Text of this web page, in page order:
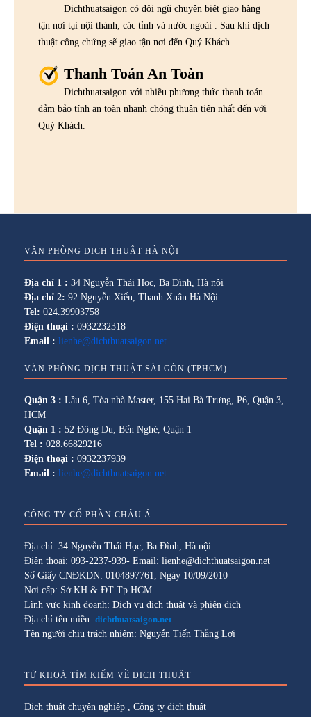
Dichthuatsaigon có đội ngũ chuyên biệt giao hàng
tận nơi tại nội thành, các tỉnh và nước ngoài . Sau khi dịch
thuật công chứng sẽ giao tận nơi đến Quý Khách.
Thanh Toán An Toàn
Dichthuatsaigon với nhiều phương thức thanh toán
đảm bảo tính an toàn nhanh chóng thuận tiện nhất đến với
Quý Khách.
VĂN PHÒNG DỊCH THUẬT HÀ NỘI
Địa chỉ 1 : 34 Nguyễn Thái Học, Ba Đình, Hà nội
Địa chỉ 2: 92 Nguyễn Xiển, Thanh Xuân Hà Nội
Tel: 024.39903758
Điện thoại : 0932232318
Email : lienhe@dichthuatsaigon.net
VĂN PHÒNG DỊCH THUẬT SÀI GÒN (TPHCM)
Quận 3 : Lầu 6, Tòa nhà Master, 155 Hai Bà Trưng, P6, Quận 3,
HCM
Quận 1 : 52 Đông Du, Bến Nghé, Quận 1
Tel : 028.66829216
Điện thoại : 0932237939
Email : lienhe@dichthuatsaigon.net
CÔNG TY CỔ PHẦN CHÂU Á
Địa chỉ: 34 Nguyễn Thái Học, Ba Đình, Hà nội
Điện thoại: 093-2237-939- Email: lienhe@dichthuatsaigon.net
Số Giấy CNĐKDN: 0104897761, Ngày 10/09/2010
Nơi cấp: Sở KH & ĐT Tp HCM
Lĩnh vực kinh doanh: Dịch vụ dịch thuật và phiên dịch
Địa chỉ tên miền: dichthuatsaigon.net
Tên người chịu trách nhiệm: Nguyễn Tiến Thắng Lợi
TỪ KHOÁ TÌM KIẾM VỀ DỊCH THUẬT
Dịch thuật chuyên nghiệp , Công ty dịch thuật